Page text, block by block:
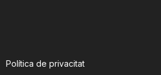
Política de privacitat